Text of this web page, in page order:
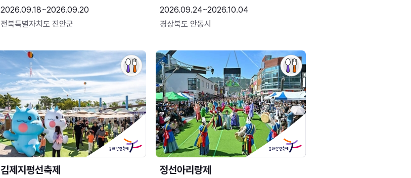
2026.09.18~2026.09.20
전북특별자치도 진안군
2026.09.24~2026.10.04
경상북도 안동시
김제지평선축제 정선아리랑제